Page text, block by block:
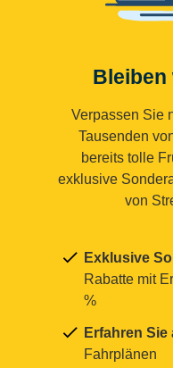
Verpassen Sie
Tausenden
bereits tolle
exklusive
von
Exklusive
Rabatte mit
%
Erfahren Sie
Fahrplänen